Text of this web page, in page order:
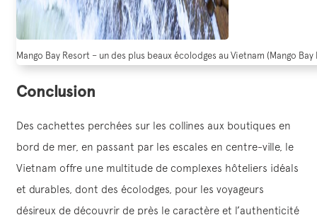
Mango Bay Resort – un des plus beaux écolodges au Vietnam (Mango Bay
Conclusion
Des cachettes perchées sur les collines aux boutiques en
bord de mer, en passant par les escales en centre-ville, le
Vietnam offre une multitude de complexes hôteliers idéals
et durables, dont des écolodges, pour les voyageurs
désireux de découvrir de près le caractère et l’authenticité